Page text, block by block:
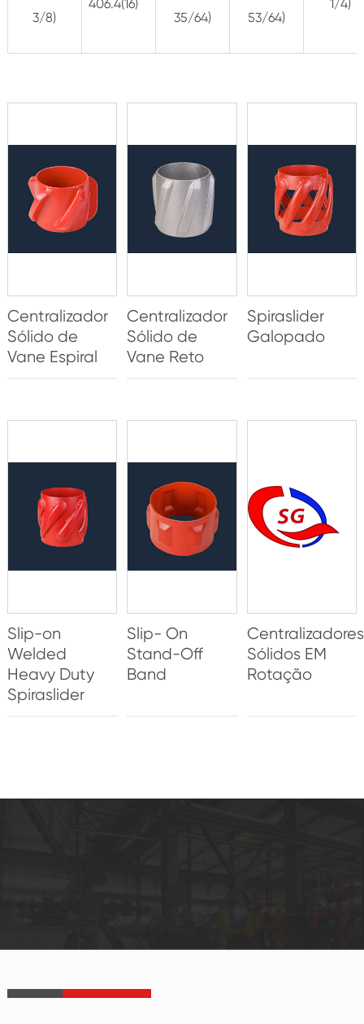
3/8)
406.4(16)
35/64)
53/64)
1/4)
Centralizador
Sólido de
Vane Espiral
Centralizador
Sólido de
Vane Reto
Spiraslider
Galopado
Slip-on
Welded
Heavy Duty
Spiraslider
Slip- On
Stand-Off
Band
Centralizadores
Sólidos EM
Rotação